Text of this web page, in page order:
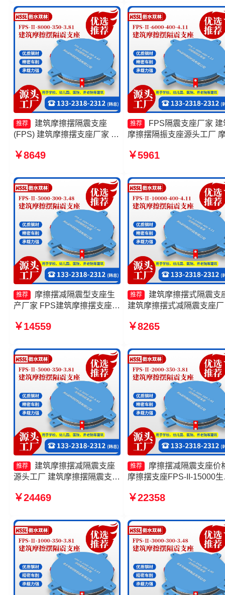
3.81生产厂家
少钱
推荐
建筑摩擦摆隔震支座
(FPS) 建筑摩擦摆支座厂家 摩
摩擦摆隔振支座厂家
￥8649
推荐
FPS隔震支座厂家 建
摩擦摆隔振支座源头工厂
3.81源头工厂 10000KN摩
￥5961
推荐
摩擦摆减隔震型支座生
产厂家 FPS建筑摩擦摆支座厂
摩擦摆隔震支座FPSII-8000-
￥14559
推荐
建筑摩擦摆式隔震支
建筑摩擦摆式减隔震支座
400-4.11生产厂家 摩擦摆支
￥8265
推荐
建筑摩擦摆减隔震支座
源头工厂 建筑摩擦摆隔震支座
FPSII-5000-300-3.48 摩擦摆
￥24469
推荐
摩擦摆减隔震支座价
摩擦摆支座FPS-II-15000生
Ⅱ-2000-400-3.81生产厂家
￥22358